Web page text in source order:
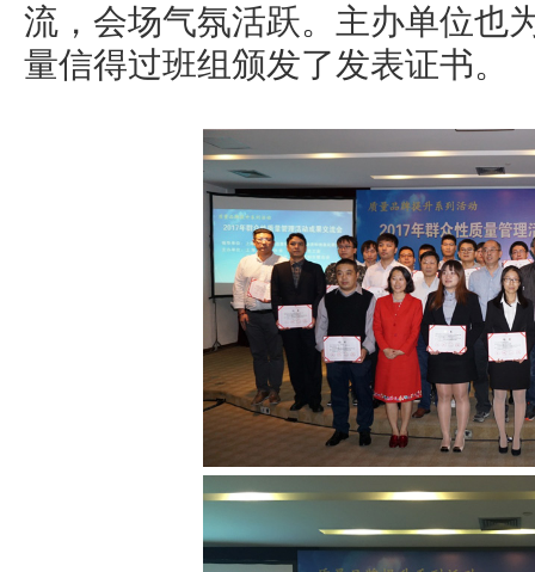
流，会场气氛活跃。主办单位也
量信得过班组颁发了发表证书。